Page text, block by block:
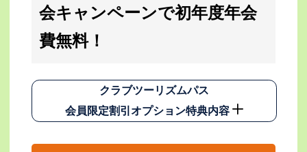
会キャンペーンで初年度年会
費無料！
クラブツーリズムパス
会員限定割引オプション特典内容